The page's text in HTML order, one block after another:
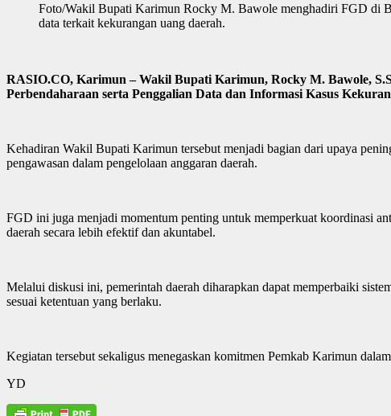
Foto/Wakil Bupati Karimun Rocky M. Bawole menghadiri FGD di
data terkait kekurangan uang daerah.
RASIO.CO, Karimun – Wakil Bupati Karimun, Rocky M. Bawole,
Perbendaharaan serta Penggalian Data dan Informasi Kasus
Kehadiran Wakil Bupati Karimun tersebut menjadi bagian dari upaya
pengawasan dalam pengelolaan anggaran daerah.
FGD ini juga menjadi momentum penting untuk memperkuat koordinasi
daerah secara lebih efektif dan akuntabel.
Melalui diskusi ini, pemerintah daerah diharapkan dapat memperbaiki
sesuai ketentuan yang berlaku.
Kegiatan tersebut sekaligus menegaskan komitmen Pemkab Karimun
YD